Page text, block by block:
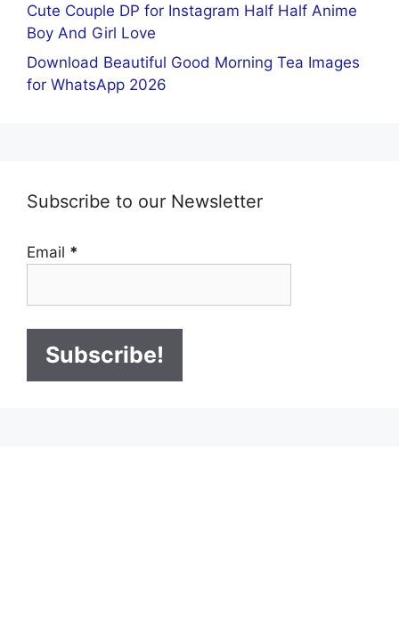
Cute Couple DP for Instagram Half Half Anime
Boy And Girl Love
Download Beautiful Good Morning Tea Images
for WhatsApp 2026
Subscribe to our Newsletter
Email *